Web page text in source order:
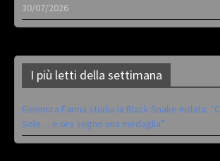
30/07/2026
I più letti della settimana
Eleonora Farina studia la Black Snake iridata:
Sole… e ora sogno una medaglia”